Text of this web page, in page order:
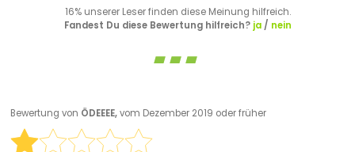
16% unserer Leser finden diese Meinung hilfreich.
Fandest Du diese Bewertung hilfreich? ja/ nein
Bewertung von ÖDEEEE,vom Dezember 2019 oder früher